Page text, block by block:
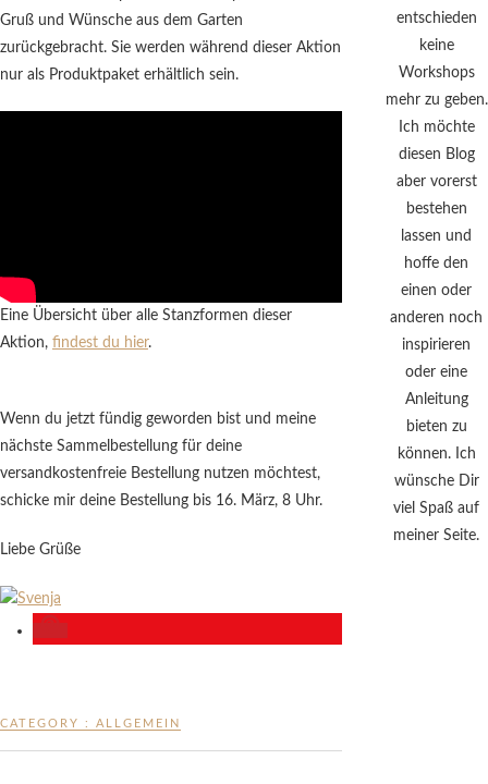
Gruß und Wünsche aus dem Garten
zurückgebracht. Sie werden während dieser Aktion
nur als Produktpaket erhältlich sein.
Eine Übersicht über alle Stanzformen dieser
Aktion, findest du hier.
Wenn du jetzt fündig geworden bist und meine
nächste Sammelbestellung für deine
versandkostenfreie Bestellung nutzen möchtest,
schicke mir deine Bestellung bis 16. März, 8 Uhr.
Liebe Grüße
CATEGORY : ALLGEMEIN
entschieden
keine
Workshops
mehr zu geben.
Ich möchte
diesen Blog
aber vorerst
bestehen
lassen und
hoffe den
einen oder
anderen noch
inspirieren
oder eine
Anleitung
bieten zu
können. Ich
wünsche Dir
viel Spaß auf
meiner Seite.